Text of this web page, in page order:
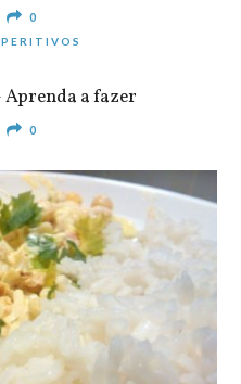
0
Aprenda a fazer
0